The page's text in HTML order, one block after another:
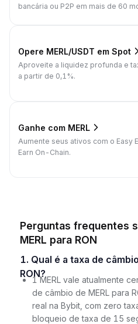
bancária ou P2P em mais de 60
Opere MERL/USDT em Spot
Aproveite a liquidez profunda e
a partir de 0,1%.
Ganhe com MERL
Aumente seus ativos com o Easy
Earn On-Chain.
Perguntas frequentes
MERL para RON
1. Qual é a taxa de câmbio atual de MERL para
RON?
1 MERL vale atualmente
de câmbio de MERL para
real na Bybit, com zero
bloqueio de taxa de 15